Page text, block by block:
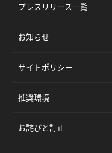
プレスリリース一覧
お知らせ
サイトポリシー
推奨環境
お詫びと訂正